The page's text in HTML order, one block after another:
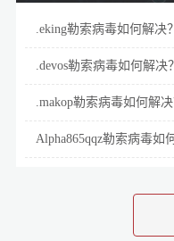
.eking勒索病毒如何解决？
.devos勒索病毒如何解决？
.makop勒索病毒如何解决
Alpha865qqz勒索病毒如